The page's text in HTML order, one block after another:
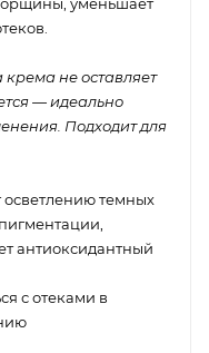
крема не оставляет
— идеально
Подходит для
осветлению темных
антиоксидантный
с отеками в